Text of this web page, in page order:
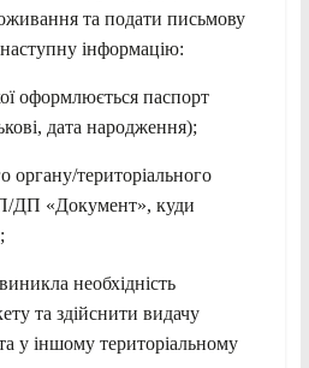
та подати письмову
наступну інформацію:
оформлюється паспорт
дата народження);
органу/територіального
ДП «Документ», куди
необхідність
та здійснити видачу
у іншому територіальному